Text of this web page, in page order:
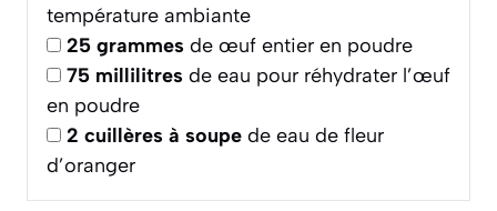
température ambiante
25 grammes de œuf entier en poudre
75 millilitres de eau pour réhydrater l’œuf
en poudre
2 cuillères à soupe de eau de fleur
d’oranger